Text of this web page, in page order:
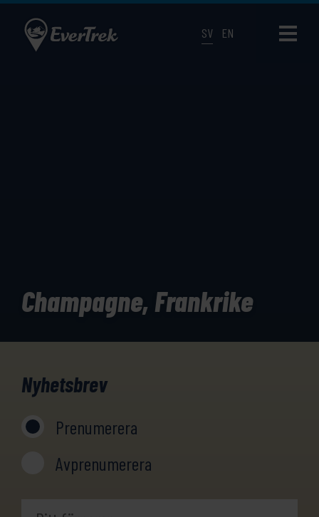
SV EN
Champagne, Frankrike
Nyhetsbrev
Prenumerera
Avprenumerera